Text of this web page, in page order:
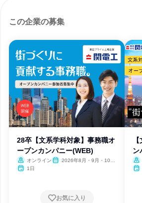
この企業の募集
28卒【文系学科対象】事務職オ
ープンカンパニー(WEB)
オンライン
2026年8月・9月・10
1日
お気に入り
ン